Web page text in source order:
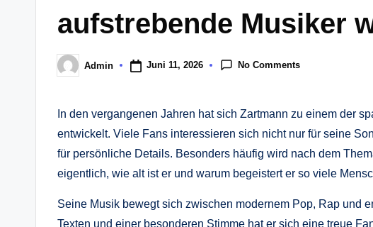
aufstrebende Musiker
Posted
by
Admin Juni 11, 2026 No Comments
In den vergangenen Jahren hat sich Zartmann zu einem der
entwickelt. Viele Fans interessieren sich nicht nur für seine
für persönliche Details. Besonders häufig wird nach dem
eigentlich, wie alt ist er und warum begeistert er so viele
Seine Musik bewegt sich zwischen modernem Pop, Rap und
Texten und einer besonderen Stimme hat er sich eine treue